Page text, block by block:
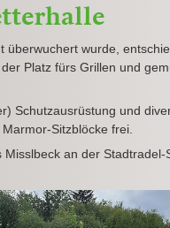
wurde,
Platz fürs Grillen und
Schutzausrüstung und
Sitzblöcke frei.
an der